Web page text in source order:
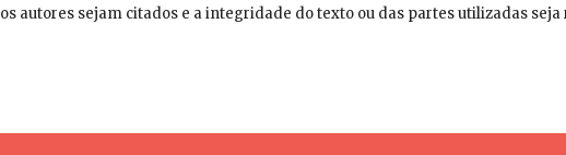
os autores sejam citados e a integridade do texto ou das partes utilizadas